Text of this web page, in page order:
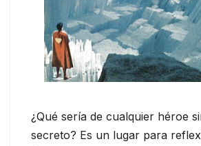
¿Qué sería de cualquier héroe
secreto? Es un lugar para